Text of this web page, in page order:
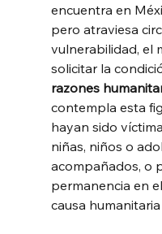
encuentra en
pero atraviesa
vulnerabilidad, el
solicitar la
razones
contempla esta
hayan sido
niñas, niños o
acompañados, o
permanencia en
causa